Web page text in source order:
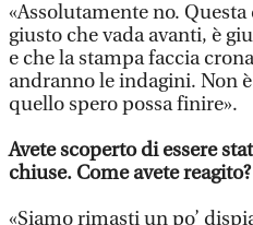
«Assolutamente no.
giusto che vada avanti, è
e che la stampa faccia
andranno le indagini. Non
quello spero possa finire».
Avete scoperto di essere
chiuse. Come avete reagito?
«Siamo rimasti un po’